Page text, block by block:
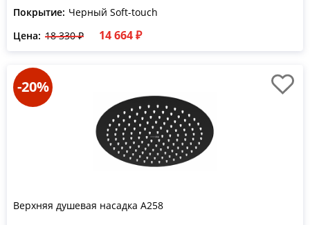
Покрытие: Черный Soft-touch
Цена: 18 330 ₽ 14 664 ₽
-20%
Верхняя душевая насадка A258